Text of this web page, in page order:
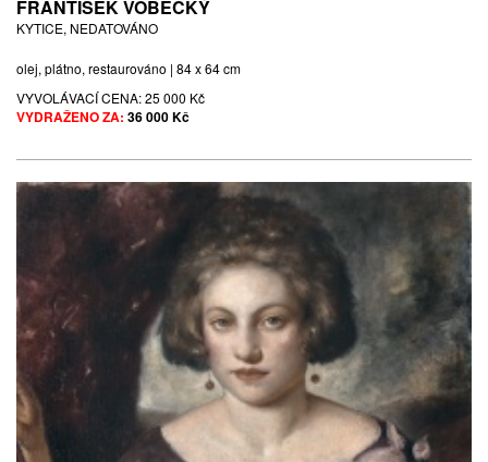
FRANTIŠEK VOBECKÝ
KYTICE, NEDATOVÁNO
olej, plátno, restaurováno | 84 x 64 cm
VYVOLÁVACÍ CENA:25 000 Kč
VYDRAŽENO ZA: 36 000 Kč